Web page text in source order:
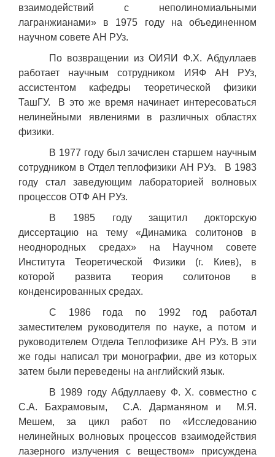
взаимодействий с неполиномиальными
лагранжианами» в 1975 году на объединенном
научном совете АН РУз.
По возвращении из ОИЯИ Ф.Х. Абдуллаев
работает научным сотрудником ИЯФ АН РУз,
ассистентом кафедры теоретической физики
ТашГУ. В это же время начинает интересоваться
нелинейными явлениями в различных областях
физики.
В 1977 году был зачислен старшем научным
сотрудником в Отдел теплофизики АН РУз. В 1983
году стал заведующим лабораторией волновых
процессов ОТФ АН РУз.
В 1985 году защитил докторскую
диссертацию на тему «Динамика солитонов в
неоднородных средах» на Научном совете
Института Теоретической Физики (г. Киев), в
которой развита теория солитонов в
конденсированных средах.
С 1986 года по 1992 год работал
заместителем руководителя по науке, а потом и
руководителем Отдела Теплофизике АН РУз. В эти
же годы написал три монографии, две из которых
затем были переведены на английский язык.
В 1989 году Абдуллаеву Ф. Х. совместно с
С.А. Бахрамовым, С.А. Дарманяном и М.Я.
Мешем, за цикл работ по «Исследованию
нелинейных волновых процессов взаимодействия
лазерного излучения с веществом» присуждена